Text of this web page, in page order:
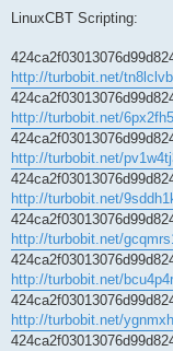
LinuxCBT Scripting:
http://turbobit.net/
http://turbobit.net/
http://turbobit.net/
http://turbobit.net/
http://turbobit.net/
http://turbobit.net/
http://turbobit.net/